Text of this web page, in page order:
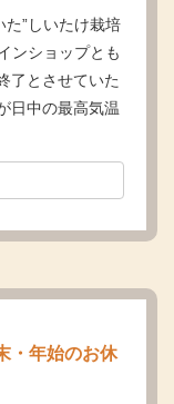
”しいたけ栽培
ンショップとも
了とさせていた
日中の最高気温
・年始のお休